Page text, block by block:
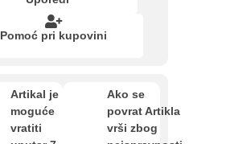
Pomoć pri kupovini
Artikal je
moguće
vratiti
Ako se
povrat Artikla
vrši zbog
Zahtjev za reklamaciju
Informacije o dostavi